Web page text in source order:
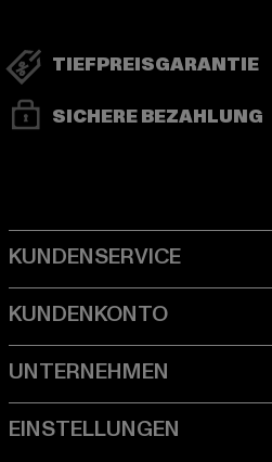
TIEFPREISGARANTIE
SICHERE BEZAHLUNG